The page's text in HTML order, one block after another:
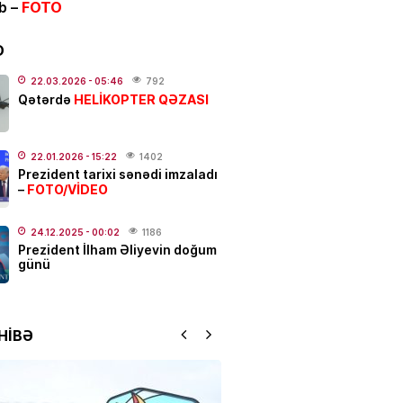
- 21:20
- 17:01
Xose vəfat edib? –
gün:
160
– FOTO
22.03.2026 - 05:46 792
Qətərdə HELİKOPTER QƏZASI
22.01.2026 - 15:22 1402
Prezident tarixi sənədi imzaladı
– FOTO/VİDEO
24.12.2025 - 00:02 1186
Prezident İlham Əliyevin doğum
günü